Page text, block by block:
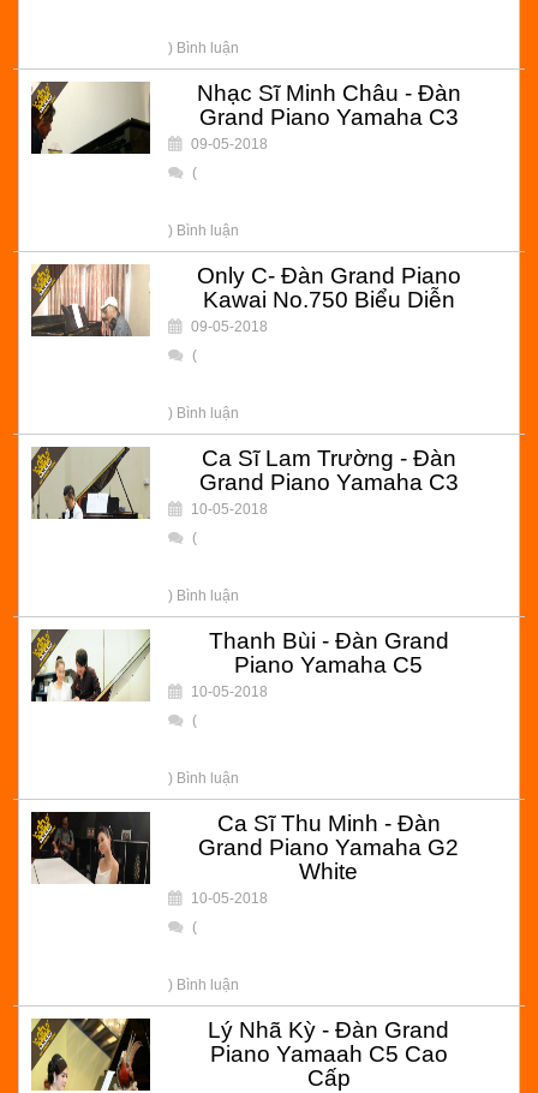
) Bình luận
Nhạc Sĩ Minh Châu - Đàn
Grand Piano Yamaha C3
09-05-2018
(
) Bình luận
Only C- Đàn Grand Piano
Kawai No.750 Biểu Diễn
09-05-2018
(
) Bình luận
Ca Sĩ Lam Trường - Đàn
Grand Piano Yamaha C3
10-05-2018
(
) Bình luận
Thanh Bùi - Đàn Grand
Piano Yamaha C5
10-05-2018
(
) Bình luận
Ca Sĩ Thu Minh - Đàn
Grand Piano Yamaha G2
White
10-05-2018
(
) Bình luận
Lý Nhã Kỳ - Đàn Grand
Piano Yamaah C5 Cao
Cấp